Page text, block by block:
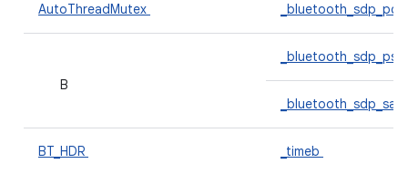
AutoThreadMutex
B
BT_HDR _timeb